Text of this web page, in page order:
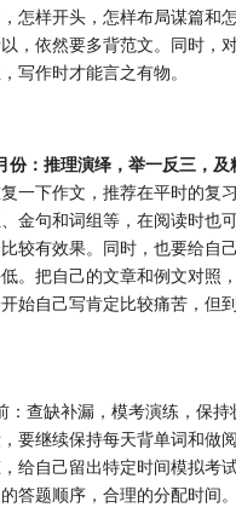
怎样开头，怎样布局谋篇和
，依然要多背范文。同时，
写作时才能言之有物。
份：推理演绎，举一反三，及
一下作文，推荐在平时的复
金句和词组等，在阅读时也
较有效果。同时，也要给自
。把自己的文章和例文对照
始自己写肯定比较痛苦，但
：查缺补漏，模考演练，保持
要继续保持每天背单词和做
给自己留出特定时间模拟考
答题顺序，合理的分配时间